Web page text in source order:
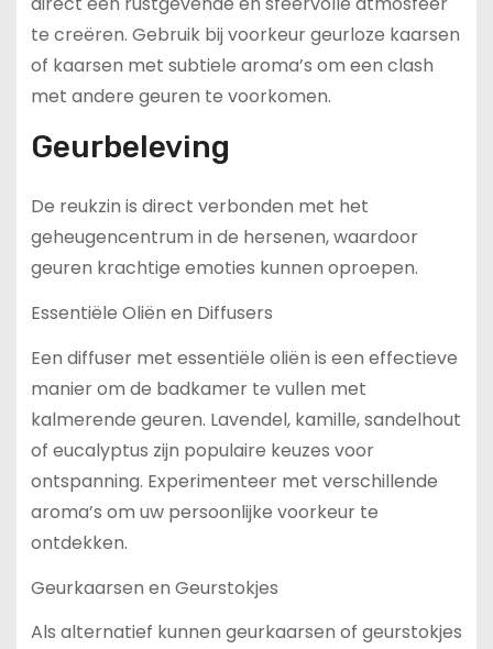
te creëren. Gebruik bij voorkeur geurloze kaarsen
of kaarsen met subtiele aroma’s om een clash
met andere geuren te voorkomen.
Geurbeleving
De reukzin is direct verbonden met het
geheugencentrum in de hersenen, waardoor
geuren krachtige emoties kunnen oproepen.
Essentiële Oliën en Diffusers
Een diffuser met essentiële oliën is een effectieve
manier om de badkamer te vullen met
kalmerende geuren. Lavendel, kamille, sandelhout
of eucalyptus zijn populaire keuzes voor
ontspanning. Experimenteer met verschillende
aroma’s om uw persoonlijke voorkeur te
ontdekken.
Geurkaarsen en Geurstokjes
Als alternatief kunnen geurkaarsen of geurstokjes